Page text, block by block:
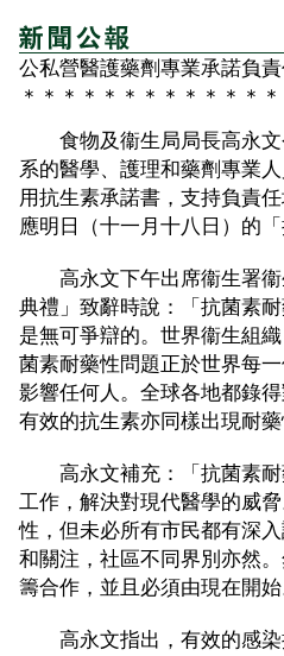
公私營醫護藥劑專業承諾負
＊＊＊＊＊＊＊＊＊＊＊＊
食物及衞生局局長高永文
系的醫學、護理和藥劑專業
用抗生素承諾書，支持負責
應明日（十一月十八日）的
高永文下午出席衞生署衞
典禮」致辭時說：「抗菌素
是無可爭辯的。世界衞生組
菌素耐藥性問題正於世界每
影響任何人。全球各地都錄
有效的抗生素亦同樣出現耐
高永文補充：「抗菌素耐
工作，解決對現代醫學的威
性，但未必所有市民都有深
和關注，社區不同界別亦然
籌合作，並且必須由現在開
高永文指出，有效的感染